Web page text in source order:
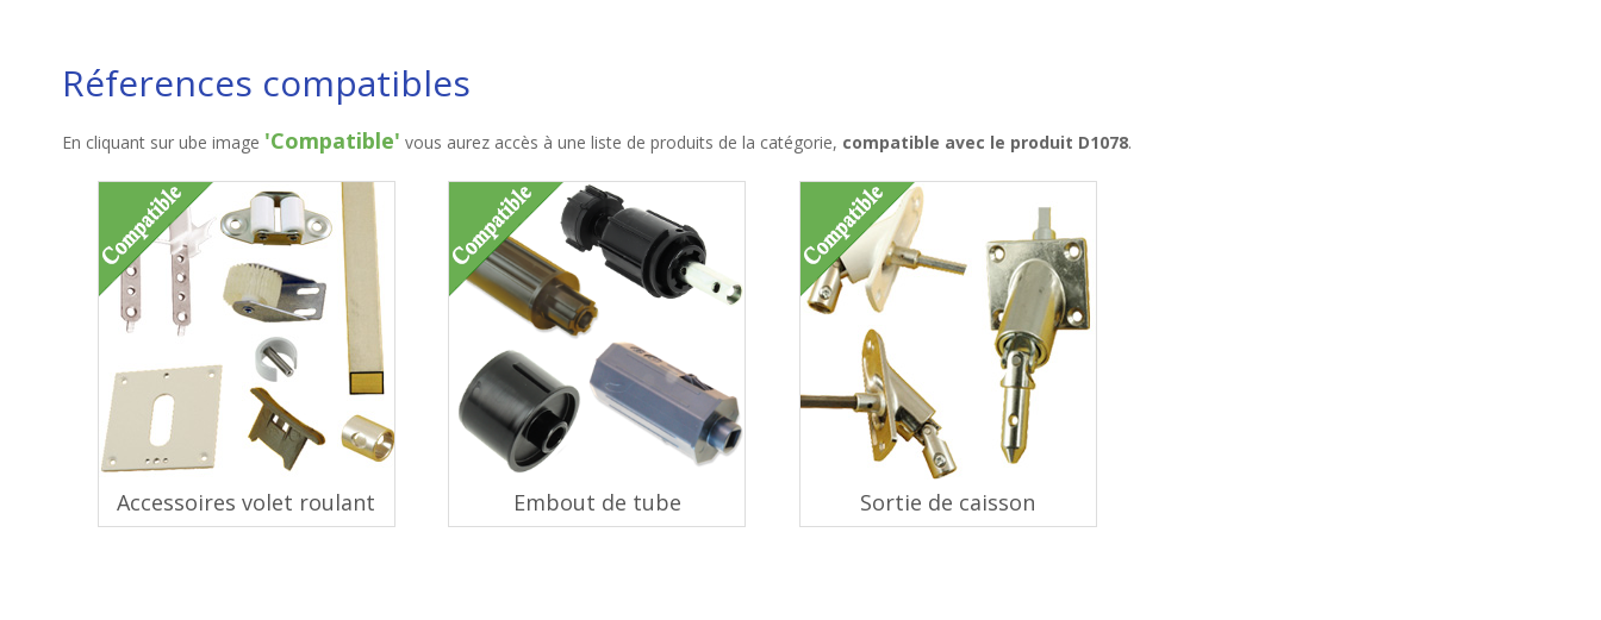
Réferences compatibles
En cliquant sur ube image 'Compatible' vous aurez accès à une liste de produits de la catégorie, compatible avec le produit D1078.
Accessoires volet roulant Embout de tube Sortie de caisson